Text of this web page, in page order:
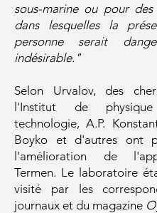
sous-marine ou pour des
dans lesquelles la
personne serait
indésirable."
Selon Urvalov, des
l'Institut de
technologie, A.P.
Boyko et d'autres ont
l'amélioration de
Termen. Le laboratoire
visité par les
journaux et du magazine